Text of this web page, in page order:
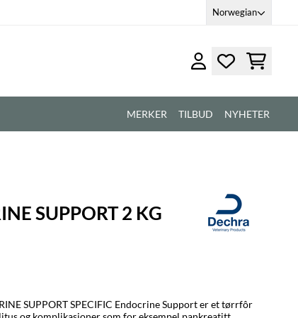
Norwegian
MERKER TILBUD NYHETER
SUPPORT 2 KG
Support er et tørrfôr